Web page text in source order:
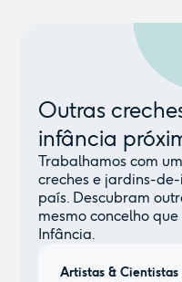
Outras
infância
Trabalhamos com
creches e jardins-
país. Descubram
mesmo concelho
Infância.
Artistas & Cientistas